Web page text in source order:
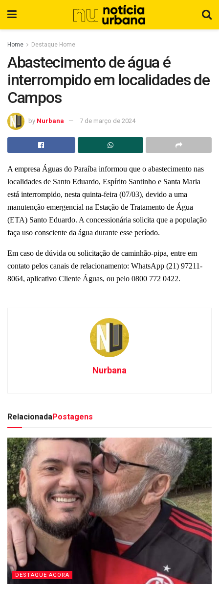
Home Destaque Home
Abastecimento de água é
interrompido em localidades de
Campos
by Nurbana 7 de março de 2024
A empresa Águas do Paraíba informou que o abastecimento nas
localidades de Santo Eduardo, Espírito Santinho e Santa Maria
está interrompido, nesta quinta-feira (07/03), devido a uma
manutenção emergencial na Estação de Tratamento de Água
(ETA) Santo Eduardo. A concessionária solicita que a população
faça uso consciente da água durante esse período.
Em caso de dúvida ou solicitação de caminhão-pipa, entre em
contato pelos canais de relacionamento: WhatsApp (21) 97211-
8064, aplicativo Cliente Águas, ou pelo 0800 772 0422.
Nurbana
RelacionadaPostagens
DESTAQUE AGORA